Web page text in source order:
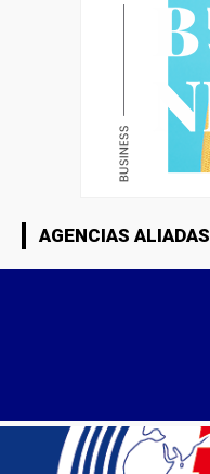
AGENCIAS ALIADAS